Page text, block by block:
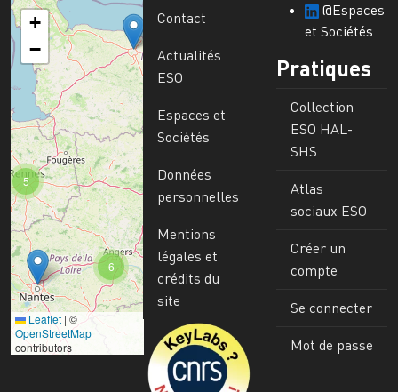
6
5
+
−
Leaflet | ©
OpenStreetMap
contributors
Contact
Actualités
ESO
Espaces et
Sociétés
Données
personnelles
Mentions
légales et
crédits du
site
Image
@Espaces
et Sociétés
Pratiques
Collection
ESO HAL-
SHS
Atlas
sociaux ESO
Créer un
compte
Se connecter
Mot de passe